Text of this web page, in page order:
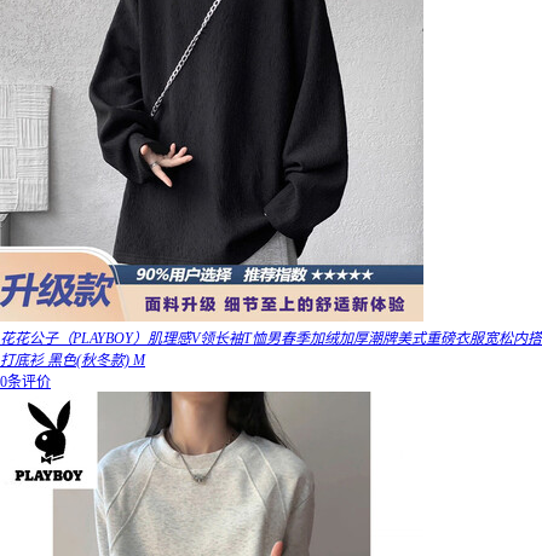
花花公子（PLAYBOY）肌理感V领长袖T恤男春季加绒加厚潮牌美式重磅衣服宽松内搭
打底衫 黑色(秋冬款) M
0条评价